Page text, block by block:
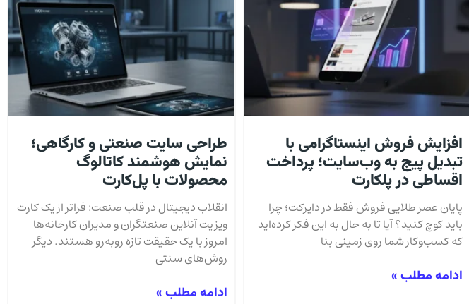
افزایش فروش اینستاگرامی با
تبدیل پیج به وب‌سایت؛ پرداخت
اقساطی در پلکارت
پایان عصر طلایی فروش فقط در دایرکت؛ چرا
باید کوچ کنید؟ آیا تا به حال به این فکر کرده‌اید
که کسب‌وکار شما روی زمینی بنا
ادامه مطلب »
طراحی سایت صنعتی و کارگاهی؛
نمایش هوشمند کاتالوگ
محصولات با پل‌کارت
انقلاب دیجیتال در قلب صنعت: فراتر از یک کارت
ویزیت آنلاین صنعتگران و مدیران کارخانه‌ها
امروز با یک حقیقت تازه روبه‌رو هستند. دیگر
روش‌های سنتی
ادامه مطلب »